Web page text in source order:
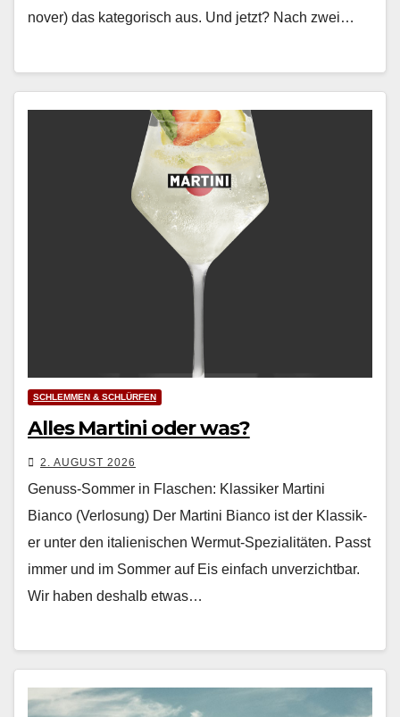
nover) das kat­e­gorisch aus. Und jet­zt? Nach zwei…
SCHLEMMEN & SCHLÜRFEN
Alles Martini oder was?
2. AUGUST 2026
Genuss-Sommer in Flaschen: Klassiker Martini
Bianco (Verlosung) Der Mar­ti­ni Bian­co ist der Klas­sik­
er unter den ital­ienis­chen Wer­mut-Spezial­itäten. Passt
immer und im Som­mer auf Eis ein­fach unverzicht­bar.
Wir haben deshalb etwas…